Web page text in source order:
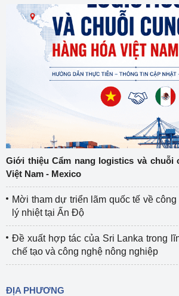
Giới thiệu Cẩm nang logistics và chuỗi
Việt Nam - Mexico
Mời tham dự triển lãm quốc tế về
lý nhiệt tại Ấn Độ
Đề xuất hợp tác của Sri Lanka trong
chế tạo và công nghệ nông nghiệp
ĐỊA PHƯƠNG